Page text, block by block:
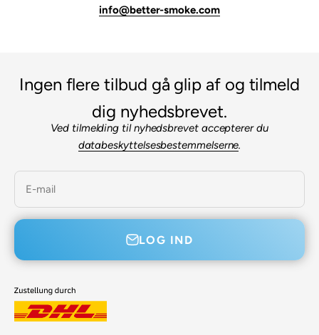
info@better-smoke.com
Ingen flere tilbud gå glip af og tilmeld
dig nyhedsbrevet.
Ved tilmelding til nyhedsbrevet accepterer du
databeskyttelsesbestemmelserne.
E-mail
LOG IND